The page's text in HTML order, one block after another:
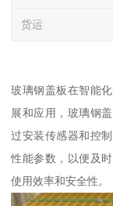
货运
玻璃钢盖板在智能
展和应用，玻璃钢
过安装传感器和控
性能参数，以便及
使用效率和安全性。